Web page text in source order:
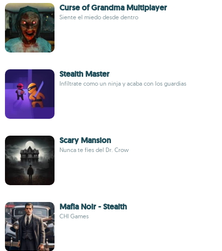
Curse of Grandma Multiplayer
Siente el miedo desde dentro
Stealth Master
Infíltrate como un ninja y acaba con los guardias
Scary Mansion
Nunca te fíes del Dr. Crow
Mafia Noir - Stealth
CHI Games